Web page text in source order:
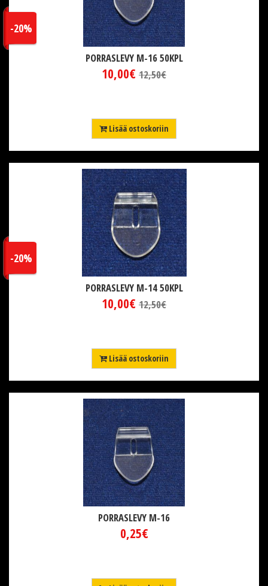
PORRASLEVY M-16 50KPL
10,00€
-20%
12,50€
Lisää ostoskoriin
PORRASLEVY M-14 50KPL
10,00€
-20%
12,50€
Lisää ostoskoriin
PORRASLEVY M-16
0,25€